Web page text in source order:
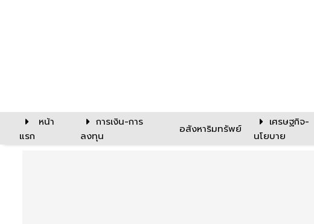
หน้า
แรก
การเงิน-การ
ลงทุน
อสังหาริมทรัพย์
เศรษฐกิจ-
นโยบาย